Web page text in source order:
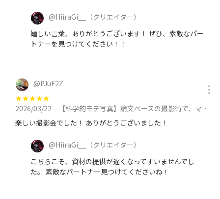
@HiiraGi__
（クリエイター）
嬉しい言葉、ありがとうございます！ ぜひ、素敵なパー
トナーを見つけてください！！
@PJuF2Z
★★★★★
2026/03/22
【科学的モテ写真】論文ベースの撮影術で、マッチングアプリをハックする撮影会 in 池袋 at 3月22日（日）に参加
楽しい撮影会でした！ ありがとうございました！
@HiiraGi__
（クリエイター）
こちらこそ、資材の提供が遅くなってすいませんでし
た。 素敵なパートナー見つけてくださいね！